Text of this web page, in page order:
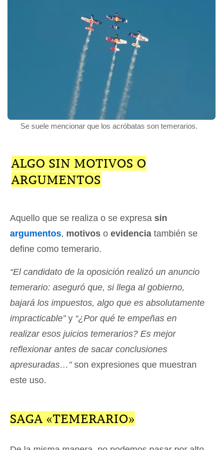
Se suele mencionar que los acróbatas son temerarios.
ALGO SIN MOTIVOS O
ARGUMENTOS
Aquello que se realiza o se expresa sin
argumentos, motivos o evidencia también se
define como temerario.
“El candidato de la oposición realizó un anuncio
temerario: aseguró que, si llega al gobierno,
bajará los impuestos, algo que es absolutamente
impracticable” y “¿Por qué te empeñas en
realizar esos juicios temerarios? Es mejor
reflexionar antes de sacar conclusiones
apresuradas…” son expresiones que muestran
este uso.
SAGA «TEMERARIO»